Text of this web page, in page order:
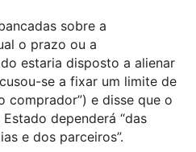
sobre a
o prazo ou a
estaria disposto a alienar
se a fixar um limite de
comprador”) e disse que o
dependerá “das
e dos parceiros”.